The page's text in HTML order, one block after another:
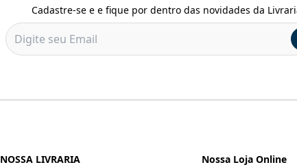
Cadastre-se e e fique por dentro das novidades da
NOSSA LIVRARIA Nossa Loja Online